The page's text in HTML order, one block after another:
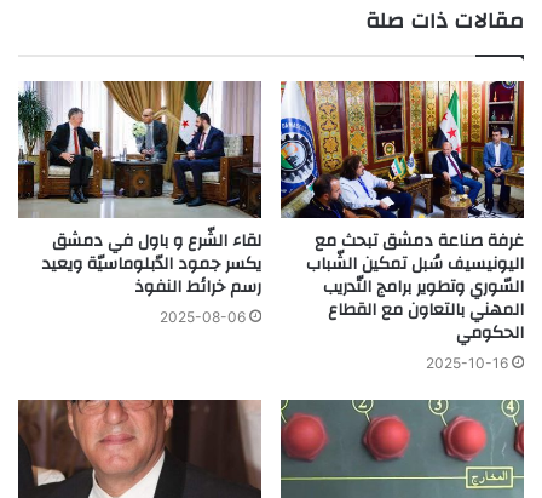
مقالات ذات صلة
غرفة صناعة دمشق تبحث مع
اليونيسيف سُبل تمكين الشّباب
السّوري وتطوير برامج التّدريب
المهني بالتعاون مع القطاع
الحكومي
2025-10-16
لقاء الشّرع و باول في دمشق
يكسر جمود الدّبلوماسيّة ويعيد
رسم خرائط النفوذ
2025-08-06